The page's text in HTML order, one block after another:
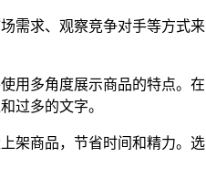
需求、观察竞争对手等方式来
用多角度展示商品的特点。在
过多的文字。
架商品，节省时间和精力。选